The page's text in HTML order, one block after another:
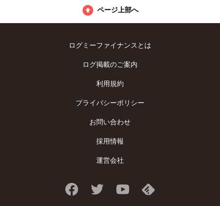
ページ上部へ
ログミーファイナンスとは
ログ掲載のご案内
利用規約
プライバシーポリシー
お問い合わせ
採用情報
運営会社